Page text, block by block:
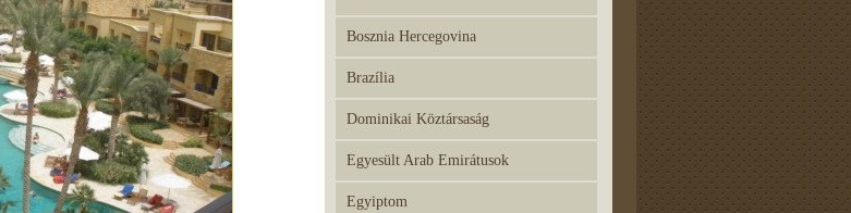
Bosznia Hercegovina
Brazília
Dominikai Köztársaság
Egyesült Arab Emirátusok
Egyiptom